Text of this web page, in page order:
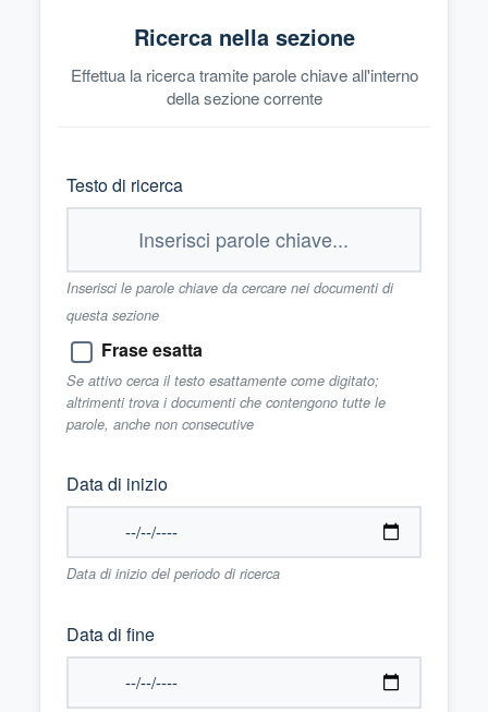
Ricerca nella sezione
Effettua la ricerca tramite parole chiave all'interno
della sezione corrente
Testo di ricerca
Inserisci le parole chiave da cercare nei documenti di
questa sezione
Frase esatta
Se attivo cerca il testo esattamente come digitato;
altrimenti trova i documenti che contengono tutte le
parole, anche non consecutive
Data di inizio
Data di inizio del periodo di ricerca
Data di fine